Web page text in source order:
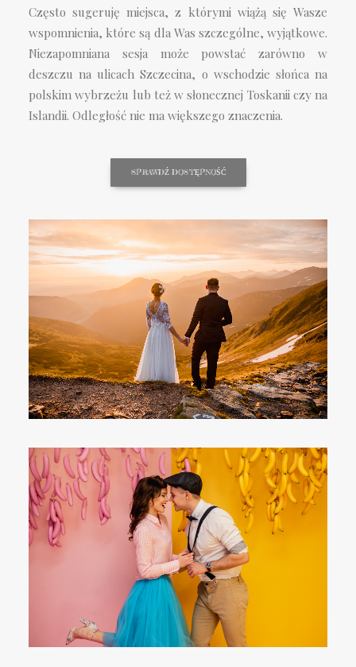
Często sugeruję miejsca, z którymi wiążą się Wasze
wspomnienia, które są dla Was szczególne, wyjątkowe.
Niezapomniana sesja może powstać zarówno w
deszczu na ulicach Szczecina, o wschodzie słońca na
polskim wybrzeżu lub też w słonecznej Toskanii czy na
Islandii. Odległość nie ma większego znaczenia.
SPRAWDŹ DOSTĘPNOŚĆ